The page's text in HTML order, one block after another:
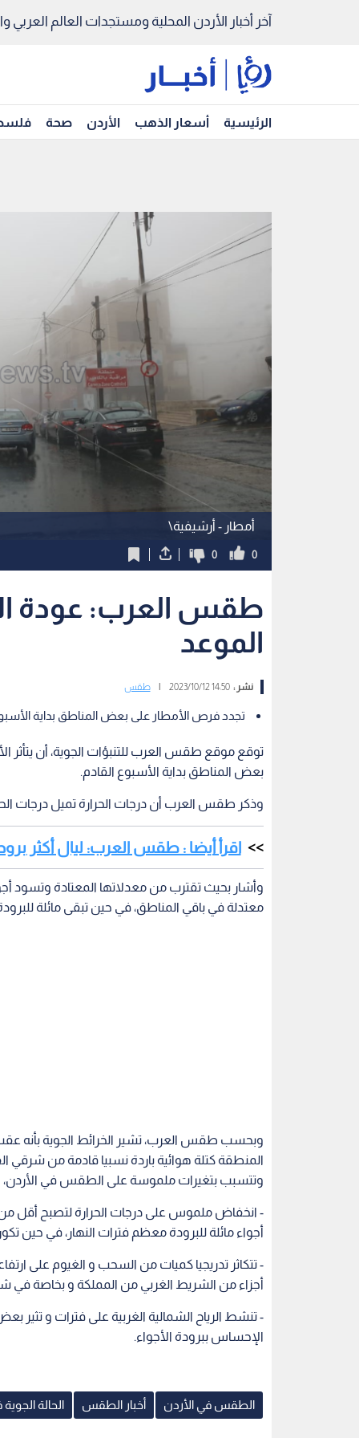
آخر أخبار الأردن المحلية ومستجدات العالم العربي
الرئيسية أسعار الذهب الأردن صحة
أمطار - أرشيفية\
0
0
طقس العرب: عودة
الموعد
نشر :14:50 2023/10/12 طقس
تجدد فرص الأمطار على بعض المناطق بداية
توقع موقع طقس العرب للتنبؤات الجوية، أن يتأثر
بعض المناطق بداية الأسبوع القادم.
وذكر طقس العرب أن درجات الحرارة تميل درجات
اقرأ أيضا : طقس العرب: ليال أكثر
وأشار بحيث تقترب من معدلاتها المعتادة وتسود
معتدلة في باقي المناطق، في حين تبقى مائلة
وبحسب طقس العرب، تشير الخرائط الجوية بأنه عقب
وتتسبب بتغيرات ملموسة على الطقس في
أجواء مائلة للبرودة معظم فترات النهار، في حين تكون
- تتكاثر تدريجيا كميات من السحب و الغيوم على
أجزاء من الشريط الغربي من المملكة و بخاصة
- تنشط الرياح الشمالية الغربية على فترات و تثير
الإحساس ببرودة الأجواء.
الطقس في الأردن أخبار الطقس الحالة